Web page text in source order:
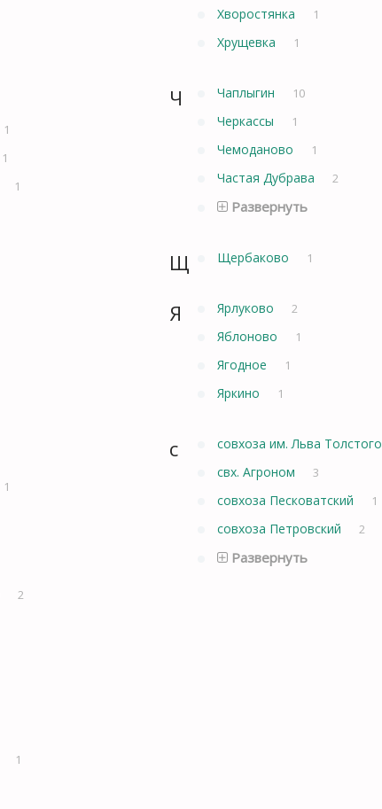
1
1
1
1
2
1
Хворостянка 1
Хрущевка 1
Ч Чаплыгин 10
Черкассы 1
Чемоданово 1
Частая Дубрава 2
Развернуть
Щ Щербаково 1
Я Ярлуково 2
Яблоново 1
Ягодное 1
Яркино 1
с совхоза им. Льва Толстого
свх. Агроном 3
совхоза Песковатский 1
совхоза Петровский 2
Развернуть